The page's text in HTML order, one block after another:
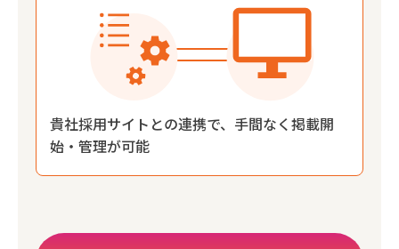
貴社採用サイトとの連携で、手間なく掲載開
始・管理が可能